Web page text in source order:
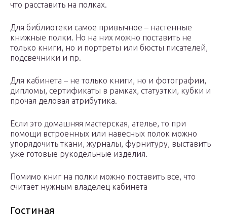
что расставить на полках.
Для библиотеки самое привычное – настенные
книжные полки. Но на них можно поставить не
только книги, но и портреты или бюсты писателей,
подсвечники и пр.
Для кабинета – не только книги, но и фотографии,
дипломы, сертификаты в рамках, статуэтки, кубки и
прочая деловая атрибутика.
Если это домашняя мастерская, ателье, то при
помощи встроенных или навесных полок можно
упорядочить ткани, журналы, фурнитуру, выставить
уже готовые рукодельные изделия.
Помимо книг на полки можно поставить все, что
считает нужным владелец кабинета
Гостиная